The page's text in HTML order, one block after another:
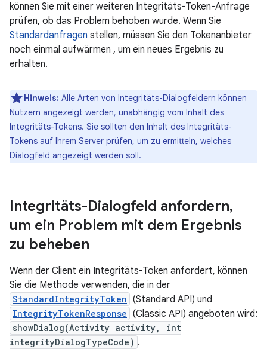
können Sie mit einer weiteren Integritäts-Token-Anfrage
prüfen, ob das Problem behoben wurde. Wenn Sie
Standardanfragen stellen, müssen Sie den Tokenanbieter
noch einmal aufwärmen , um ein neues Ergebnis zu
erhalten.
Hinweis: Alle Arten von Integritäts-Dialogfeldern können
Nutzern angezeigt werden, unabhängig vom Inhalt des
Integritäts-Tokens. Sie sollten den Inhalt des Integritäts-
Tokens auf Ihrem Server prüfen, um zu ermitteln, welches
Dialogfeld angezeigt werden soll.
Integritäts-Dialogfeld anfordern,
um ein Problem mit dem Ergebnis
zu beheben
Wenn der Client ein Integritäts-Token anfordert, können
Sie die Methode verwenden, die in der
StandardIntegrityToken (Standard API) und
IntegrityTokenResponse (Classic API) angeboten wird:
showDialog(Activity activity, int
integrityDialogTypeCode) .